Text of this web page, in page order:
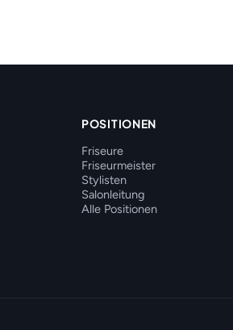
POSITIONEN
Friseure
Friseurmeister
Stylisten
Salonleitung
Alle Positionen